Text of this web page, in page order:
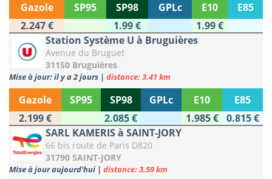
Gazole SP95 SP98 GPLc E10
E85
2.247 €
1.99 €
1.99 €
Station Système U à Bruguières
Avenue du Bruguet
31150 Bruguières
Mise à jour: il y a 2 jours | distance: 3.41 km
Gazole SP95 SP98 GPLc E10
E85
2.199 €
2.085 € 1.985 €
0.815 €
SARL KAMERIS à SAINT-JORY
66 bis route de Paris D820
31790 SAINT-JORY
Mise à jour aujourd'hui | distance: 3.59 km